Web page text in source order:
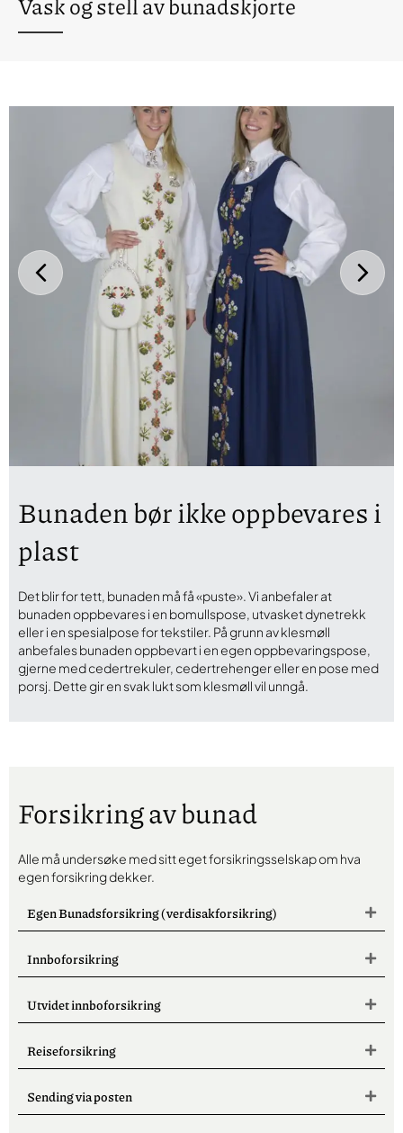
Bunaden bør ikke oppbevares i
plast
Det blir for tett, bunaden må få «puste». Vi anbefaler at
bunaden oppbevares i en bomullspose, utvasket dynetrekk
eller i en spesialpose for tekstiler. På grunn av klesmøll
anbefales bunaden oppbevart i en egen oppbevaringspose,
gjerne med cedertrekuler, cedertrehenger eller en pose med
porsj. Dette gir en svak lukt som klesmøll vil unngå.
Forsikring av bunad
Alle må undersøke med sitt eget forsikringsselskap om hva
egen forsikring dekker.
Egen Bunadsforsikring (verdisakforsikring)
Innboforsikring
Utvidet innboforsikring
Reiseforsikring
Sending via posten